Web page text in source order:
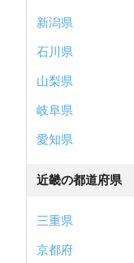
新潟県
石川県
山梨県
岐阜県
愛知県
近畿の都道府県
三重県
京都府